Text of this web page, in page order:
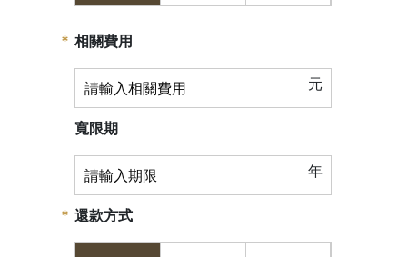
相關費用
元
寬限期
年
還款方式